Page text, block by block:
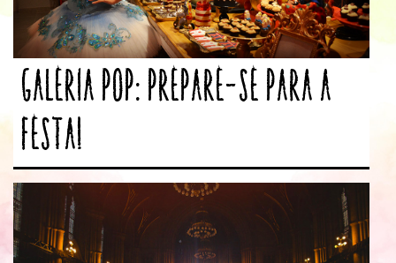
Galeria POP: prepare-se para a
festa!